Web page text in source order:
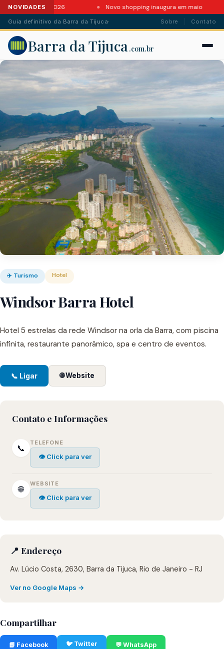
NOVIDADES
da Barra em 2026 Novo shopping inaugura em maio
Guia definitivo da Barra da Tijuca· Sobre Contato
Barra da Tijuca .com.br
✈️ Turismo Hotel
Windsor Barra Hotel
Hotel 5 estrelas da rede Windsor na orla da Barra, com piscina
infinita, restaurante panorâmico, spa e centro de eventos.
📞 Ligar 🌐 Website
Contato e Informações
📞
TELEFONE
👁 Click para ver
🌐
WEBSITE
👁 Click para ver
📍 Endereço
Av. Lúcio Costa, 2630, Barra da Tijuca, Rio de Janeiro - RJ
Ver no Google Maps →
Compartilhar
📘 Facebook 🐦 Twitter 💬 WhatsApp